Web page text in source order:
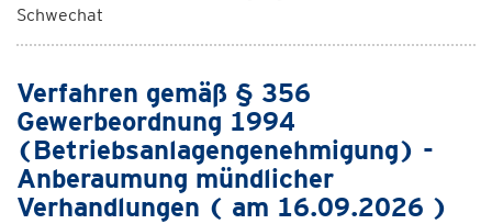
Schwechat
Verfahren gemäß § 356
Gewerbeordnung 1994
(Betriebsanlagengenehmigung) -
Anberaumung mündlicher
Verhandlungen ( am 16.09.2026 )